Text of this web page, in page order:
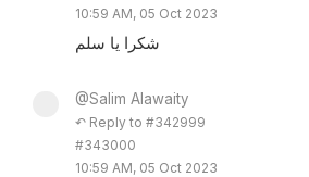
10:59 AM, 05 Oct 2023
شكرا يا سلم
@Salim Alawaity
↶ Reply to #342999
#343000
10:59 AM, 05 Oct 2023